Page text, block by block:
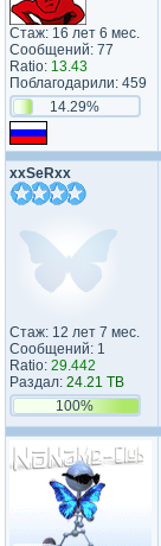
Стаж: 16 лет 6 мес.
Сообщений: 77
Ratio: 13.43
Поблагодарили: 459
14.29%
xxSeRxx
Стаж: 12 лет 7 мес.
Сообщений: 1
Ratio: 29.442
Раздал: 24.21 TB
100%